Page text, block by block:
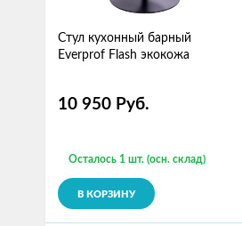
Стул кухонный барный
Everprof Flash экокожа
10 950 Руб.
Осталось 1 шт. (осн. склад)
В КОРЗИНУ